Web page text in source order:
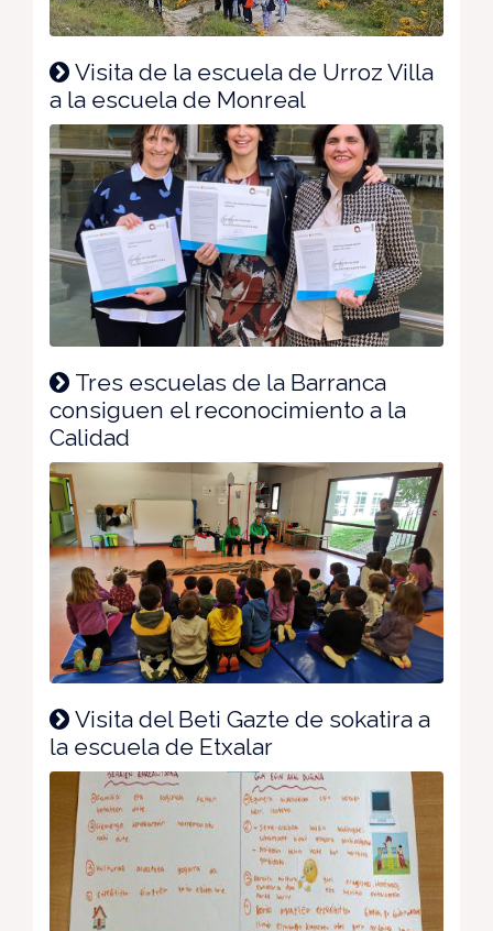
Visita de la escuela de Urroz Villa
a la escuela de Monreal
Tres escuelas de la Barranca
consiguen el reconocimiento a la
Calidad
Visita del Beti Gazte de sokatira a
la escuela de Etxalar